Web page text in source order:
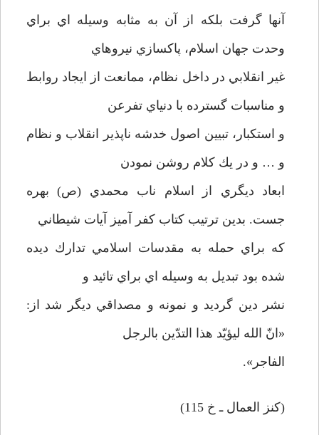
آنها گرفت بلكه از آن به مثابه وسيله اي براي
وحدت جهان اسلام، پاكسازي نيروهاي
غير انقلابي در داخل نظام، ممانعت از ايجاد روابط
و مناسبات گسترده با دنياي تفرعن
و استكبار، تبيين اصول خدشه ناپذير انقلاب و نظام
و … و در يك كلام روشن نمودن
ابعاد ديگري از اسلام ناب محمدي (ص) بهره
جست. بدين ترتيب كتاب كفر آميز آيات شيطاني
كه براي حمله به مقدسات اسلامي تدارك ديده
شده بود تبديل به وسيله اي براي تائيد و
نشر دين گرديد و نمونه و مصداقي ديگر شد از:
«انّ الله ليؤيّد هذا التدّين بالرجل
الفاجر».
(كنز العمال ـ خ 115)